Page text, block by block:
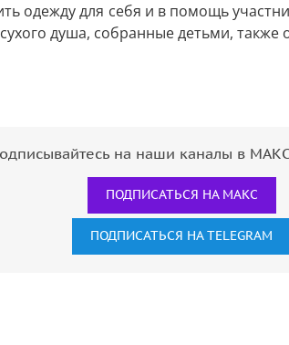
одежду для себя и в помощь
душа, собранные детьми, также
на наши каналы в
ПОДПИСАТЬСЯ НА МАКС
ПОДПИСАТЬСЯ НА TELEGRAM